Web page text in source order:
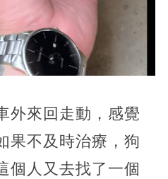
外來回走動，感覺
果不及時治療，狗
個人又去找了一個